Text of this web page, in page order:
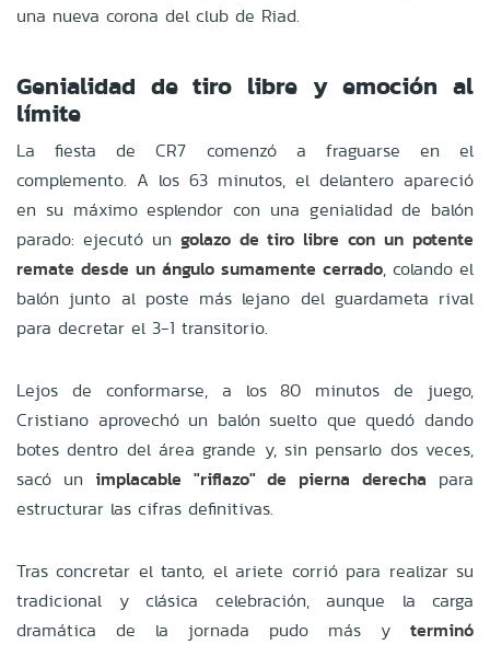
una nueva corona del club de Riad.
Genialidad de tiro libre y emoción al
límite
La fiesta de CR7 comenzó a fraguarse en el
complemento. A los 63 minutos, el delantero apareció
en su máximo esplendor con una genialidad de balón
parado: ejecutó un golazo de tiro libre con un potente
remate desde un ángulo sumamente cerrado, colando el
balón junto al poste más lejano del guardameta rival
para decretar el 3-1 transitorio.
Lejos de conformarse, a los 80 minutos de juego,
Cristiano aprovechó un balón suelto que quedó dando
botes dentro del área grande y, sin pensarlo dos veces,
sacó un implacable "riflazo" de pierna derecha para
estructurar las cifras definitivas.
Tras concretar el tanto, el ariete corrió para realizar su
tradicional y clásica celebración, aunque la carga
dramática de la jornada pudo más y terminó